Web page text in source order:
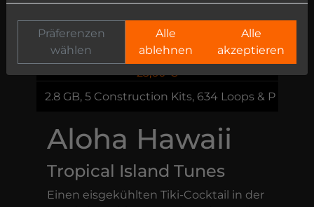
-60%
Aloha Hawaii
Tropical Island Tunes
Einen eisgekühlten Tiki-Cocktail in der
2.8 GB, 5 Construction Kits, 634 Loops & Phrases
59,00 €
23,60 €
Präferenzen
wählen
Alle
ablehnen
Alle
akzeptieren